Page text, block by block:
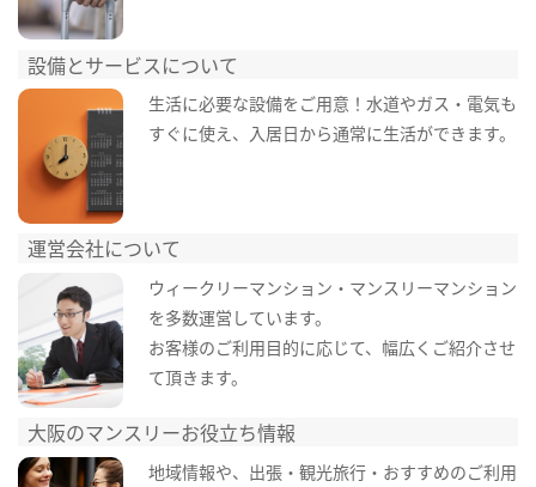
設備とサービスについて
生活に必要な設備をご用意！水道やガス・電気も
すぐに使え、入居日から通常に生活ができます。
運営会社について
ウィークリーマンション・マンスリーマンション
を多数運営しています。
お客様のご利用目的に応じて、幅広くご紹介させ
て頂きます。
大阪のマンスリーお役立ち情報
地域情報や、出張・観光旅行・おすすめのご利用